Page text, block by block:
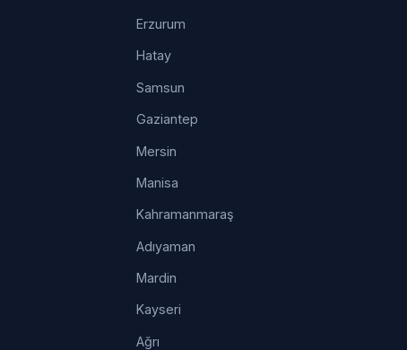
Erzurum
Hatay
Samsun
Gaziantep
Mersin
Manisa
Kahramanmaraş
Adıyaman
Mardin
Kayseri
Ağrı